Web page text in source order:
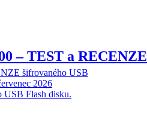
– TEST a RECENZE
šifrovaného USB
2026
USB Flash disku.